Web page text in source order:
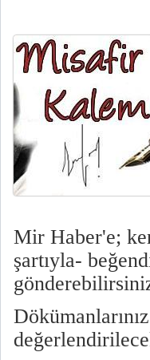
Mir Haber'e;
şartıyla-